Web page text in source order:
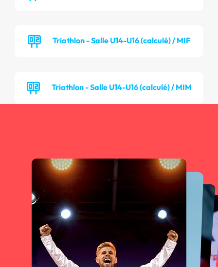
Triathlon - Salle U14-U16 (calculé) / MIF
Triathlon - Salle U14-U16 (calculé) / MIM